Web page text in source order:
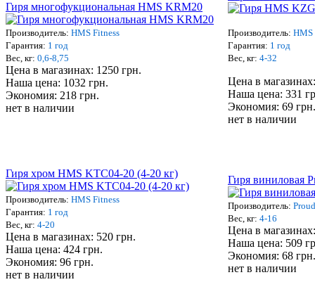
Гиря многофукциональная HMS KRM20
Производитель: HMS Fitness
Гарантия: 1 год
Вес, кг: 0,6-8,75
Цена в магазинах: 1250 грн.
Наша цена: 1032 грн.
Экономия: 218 грн.
нет в наличии
Производитель: HMS
Гарантия: 1 год
Вес, кг: 4-32
Цена в
Наша цена: 331
Экономия: 69 грн.
нет в наличии
Гиря хром HMS KTC04-20 (4-20 кг)
Производитель: HMS Fitness
Гарантия: 1 год
Вес, кг: 4-20
Цена в магазинах: 520 грн.
Наша цена: 424 грн.
Экономия: 96 грн.
нет в наличии
Гиря виниловая
Производитель: Proud
Вес, кг: 4-16
Цена в
Наша цена: 509
Экономия: 68 грн.
нет в наличии